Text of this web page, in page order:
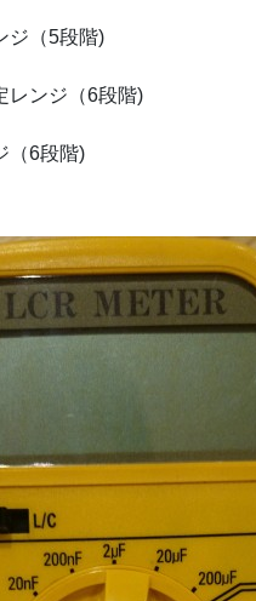
ジ（5段階)
レンジ（6段階)
（6段階)